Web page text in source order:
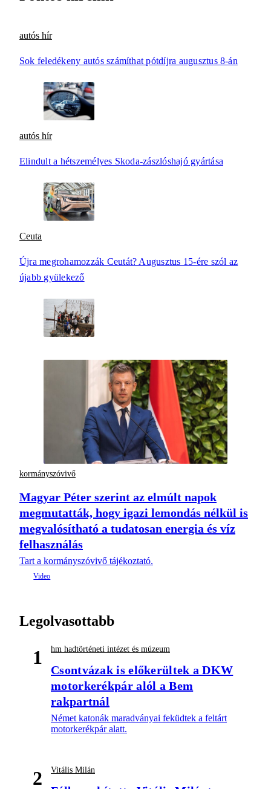
autós hír
Sok feledékeny autós számíthat pótdíjra augusztus 8-án
autós hír
Elindult a hétszemélyes Skoda-zászlóshajó gyártása
Ceuta
Újra megrohamozzák Ceutát? Augusztus 15-ére szól az
újabb gyülekező
kormányszóvivő
Magyar Péter szerint az elmúlt napok
megmutatták, hogy igazi lemondás nélkül is
megvalósítható a tudatosan energia és víz
felhasználás
Tart a kormányszóvivő tájékoztató.
Legolvasottabb
1 hm hadtörténeti intézet és múzeum
Csontvázak is előkerültek a DKW
motorkerékpár alól a Bem
rakpartnál
Német katonák maradványai feküdtek a feltárt
motorkerékpár alatt.
2 Vitális Milán